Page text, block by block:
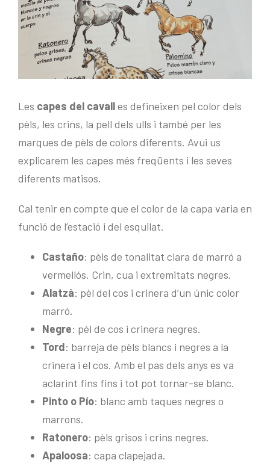
Les capes del cavalles defineixen pel color dels
pèls, les crins, la pell dels ulls i també per les
marques de pèls de colors diferents. Avui us
explicarem les capes més freqüents i les seves
diferents matisos.
Cal tenir en compte que el color de la capa varia en
funció de l’estació i del esquilat.
Castaño: pèls de tonalitat clara de marró a
vermellós. Crin, cua i extremitats negres.
Alatzà: pèl del cos i crinera d’un únic color
marró.
Negre: pèl de cos i crinera negres.
Tord: barreja de pèls blancs i negres a la
crinera i el cos. Amb el pas dels anys es va
aclarint fins fins i tot pot tornar-se blanc.
Pinto o Pío: blanc amb taques negres o
marrons.
Ratonero: pèls grisos i crins negres.
Apaloosa: capa clapejada.